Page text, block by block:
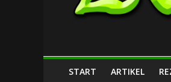
START ARTIKEL